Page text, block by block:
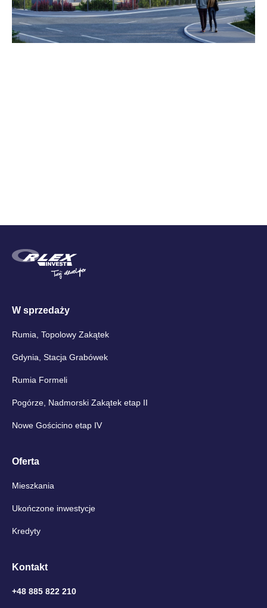
W sprzedaży
Rumia, Topolowy Zakątek
Gdynia, Stacja Grabówek
Rumia Formeli
Pogórze, Nadmorski Zakątek etap II
Nowe Gościcino etap IV
Oferta
Mieszkania
Ukończone inwestycje
Kredyty
Kontakt
+48 885 822 210